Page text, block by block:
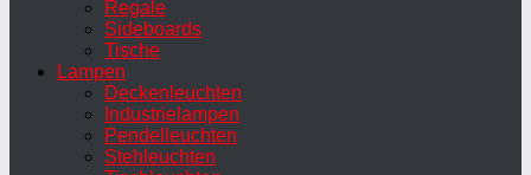
Regale
Sideboards
Tische
Lampen
Deckenleuchten
Industrielampen
Pendelleuchten
Stehleuchten